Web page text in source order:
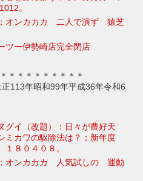
。
オンカカカ 二人で演ず 猿芝
ー伊勢崎店完全閉店
＊＊＊＊＊＊＊＊＊
113年昭和99年平成36年令和6
グイ（改題）：日々が農好天
ミカワの駆除法は？；新年度
８０４０８。
オンカカカ 人気試しの 運動